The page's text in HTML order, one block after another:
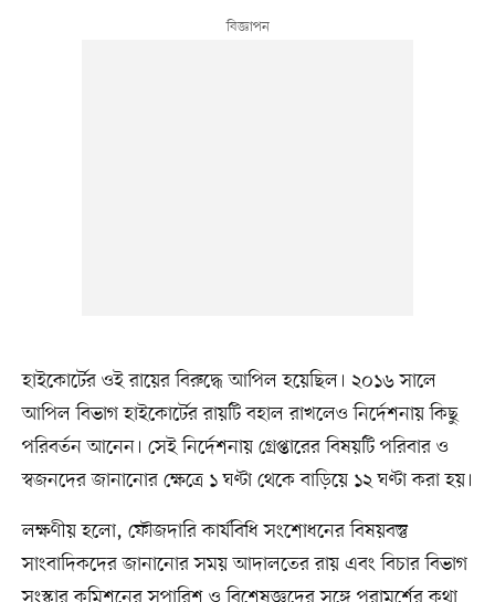
হাইকোর্টের ওই রায়ের বিরুদ্ধে আপিল হয়েছিল। ২০১৬ সালে
আপিল বিভাগ হাইকোর্টের রায়টি বহাল রাখলেও নির্দেশনায় কিছু
পরিবর্তন আনেন। সেই নির্দেশনায় গ্রেপ্তারের বিষয়টি পরিবার ও
স্বজনদের জানানোর ক্ষেত্রে ১ ঘণ্টা থেকে বাড়িয়ে ১২ ঘণ্টা করা হয়।
লক্ষণীয় হলো, ফৌজদারি কার্যবিধি সংশোধনের বিষয়বস্তু
সাংবাদিকদের জানানোর সময় আদালতের রায় এবং বিচার বিভাগ